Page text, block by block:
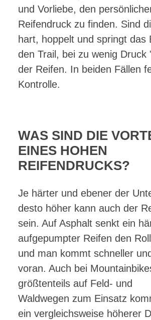
und Vorliebe, den
Reifendruck zu finden. Sind
hart, hoppelt und springt das
den Trail, bei zu wenig Druck
der Reifen. In beiden Fällen
Kontrolle.
WAS SIND DIE
EINES HOHEN
REIFENDRUCKS?
Je härter und ebener der
desto höher kann auch der
sein. Auf Asphalt senkt ein
aufgepumpter Reifen den
und man kommt schneller
voran. Auch bei
größtenteils auf Feld- und
Waldwegen zum Einsatz
ein vergleichsweise höherer